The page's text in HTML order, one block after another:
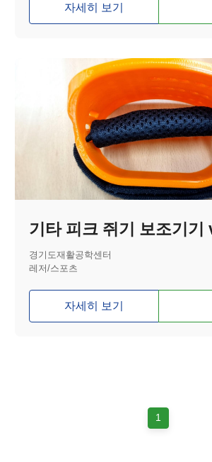
자세히 보기
기타 피크 쥐기 보조기기
경기도재활공학센터
레저/스포츠
자세히 보기
1